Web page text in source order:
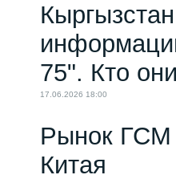
75". Кто
17.06.2026 18:00
Рынок ГСМ
Китая